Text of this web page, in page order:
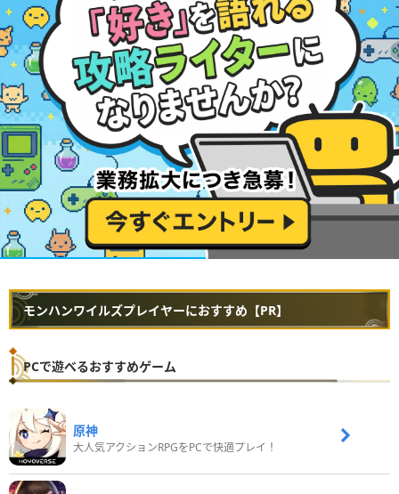
モンハンワイルズプレイヤーにおすすめ【PR】
PCで遊べるおすすめゲーム
原神
大人気アクションRPGをPCで快適プレイ！